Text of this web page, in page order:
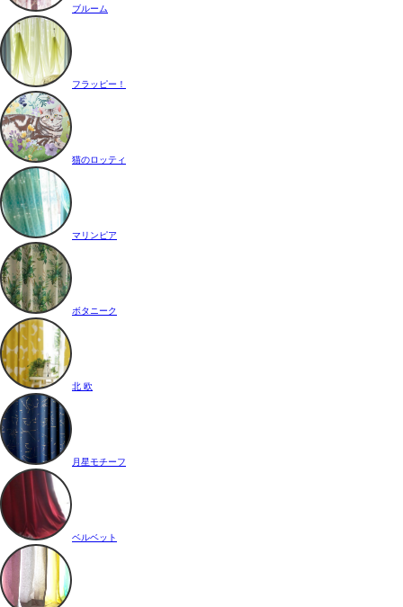
ブルーム
フラッピー！
猫のロッティ
マリンピア
ボタニーク
北 欧
月星モチーフ
ベルベット